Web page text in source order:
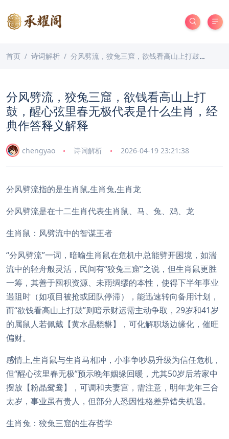
首页 诗词解析 分风劈流，狡兔三窟，欲钱看高山上打鼓，醒心弦里春无极代表是什么生肖，经典作答释义解释
分风劈流，狡兔三窟，欲钱看高山上打
鼓，醒心弦里春无极代表是什么生肖，经
典作答释义解释
chengyao 诗词解析 2026-04-19 23:21:38
分风劈流指的是生肖鼠,生肖兔,生肖龙
分风劈流是在十二生肖代表生肖鼠、马、兔、鸡、龙
生肖鼠：风劈流中的智谋王者
“分风劈流”一词，暗喻生肖鼠在危机中总能劈开困境，如湍
流中的轻舟般灵活，民间有“狡兔三窟”之说，但生肖鼠更胜
一筹，其善于囤积资源、未雨绸缪的本性，使得下半年事业
遇阻时（如项目被抢或团队停滞），能迅速转向备用计划，
而“欲钱看高山上打鼓”则暗示财运需主动争取，29岁和41岁
的属鼠人若佩戴【黄水晶貔貅】，可化解职场边缘化，催旺
偏财。
感情上,生肖鼠与生肖马相冲，小事争吵易升级为信任危机，
但“醒心弦里春无极”预示晚年姻缘回暖，尤其50岁后若家中
摆放【粉晶鸳鸯】，可调和夫妻宫，需注意，明年龙年三合
太岁，事业虽有贵人，但部分人恐因性格差异错失机遇。
生肖兔：狡兔三窟的生存哲学